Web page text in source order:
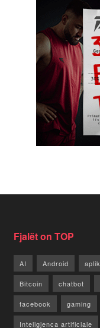
Fjalët on TOP
AI Android
Bitcoin chatbot
facebook gaming
Inteligjenca artificiale